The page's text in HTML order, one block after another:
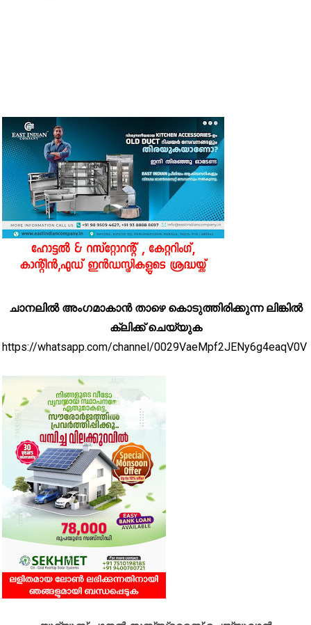
ചാനലിൽ അംഗമാകാൻ താഴെ കൊടുത്തിരിക്കുന്ന ലിങ്കിൽ
ക്ലിക്ക് ചെയ്യുക
https://whatsapp.com/channel/0029VaeMpf2JENy6g4eaqV0V